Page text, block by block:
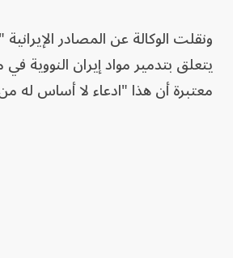
ونقلت الوكالة عن المصادر
يتعلق بتدمير مواد إيران النووية في
معتبرة أن هذا "ادعاء لا أساس له